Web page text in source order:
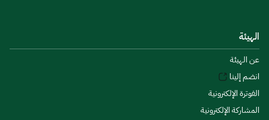
الهيئة
عن الهيئة
انضم إلينا
الفوترة الإلكترونية
المشاركة الإلكترونية